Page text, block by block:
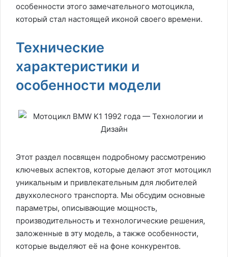
особенности этого замечательного мотоцикла,
который стал настоящей иконой своего времени.
Технические
характеристики и
особенности модели
Этот раздел посвящен подробному рассмотрению
ключевых аспектов, которые делают этот мотоцикл
уникальным и привлекательным для любителей
двухколесного транспорта. Мы обсудим основные
параметры, описывающие мощность,
производительность и технологические решения,
заложенные в эту модель, а также особенности,
которые выделяют её на фоне конкурентов.